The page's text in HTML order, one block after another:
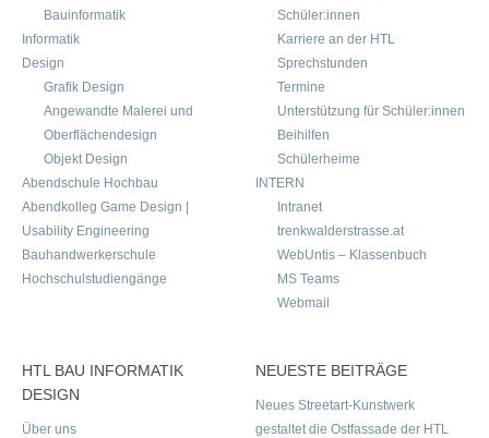
Bauinformatik
Informatik
Design
Grafik Design
Angewandte Malerei und
Oberflächendesign
Objekt Design
Abendschule Hochbau
Abendkolleg Game Design |
Usability Engineering
Bauhandwerkerschule
Hochschulstudiengänge
Schüler:innen
Karriere an der HTL
Sprechstunden
Termine
Unterstützung für Schüler:innen
Beihilfen
Schülerheime
INTERN
Intranet
trenkwalderstrasse.at
WebUntis – Klassenbuch
MS Teams
Webmail
HTL BAU INFORMATIK
DESIGN
Über uns
NEUESTE BEITRÄGE
Neues Streetart-Kunstwerk
gestaltet die Ostfassade der HTL